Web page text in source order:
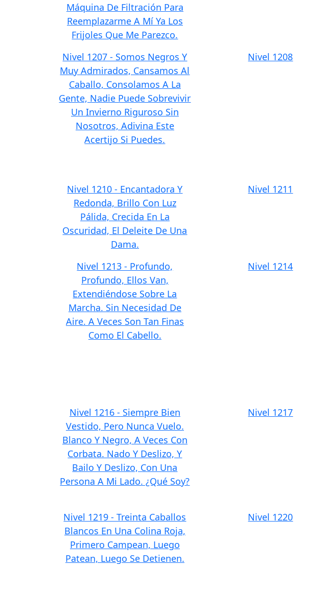
Máquina De Filtración Para
Reemplazarme A Mí Ya Los
Frijoles Que Me Parezco.
Nivel 1207 - Somos Negros Y
Muy Admirados, Cansamos Al
Caballo, Consolamos A La
Gente, Nadie Puede Sobrevivir
Un Invierno Riguroso Sin
Nosotros, Adivina Este
Acertijo Si Puedes.
Nivel 1208
Nivel 1210 - Encantadora Y
Redonda, Brillo Con Luz
Pálida, Crecida En La
Oscuridad, El Deleite De Una
Dama.
Nivel 1211
Nivel 1213 - Profundo,
Profundo, Ellos Van,
Extendiéndose Sobre La
Marcha. Sin Necesidad De
Aire. A Veces Son Tan Finas
Como El Cabello.
Nivel 1214
Nivel 1216 - Siempre Bien
Vestido, Pero Nunca Vuelo.
Blanco Y Negro, A Veces Con
Corbata. Nado Y Deslizo, Y
Bailo Y Deslizo, Con Una
Persona A Mi Lado. ¿Qué Soy?
Nivel 1217
Nivel 1219 - Treinta Caballos
Blancos En Una Colina Roja,
Primero Campean, Luego
Patean, Luego Se Detienen.
Nivel 1220